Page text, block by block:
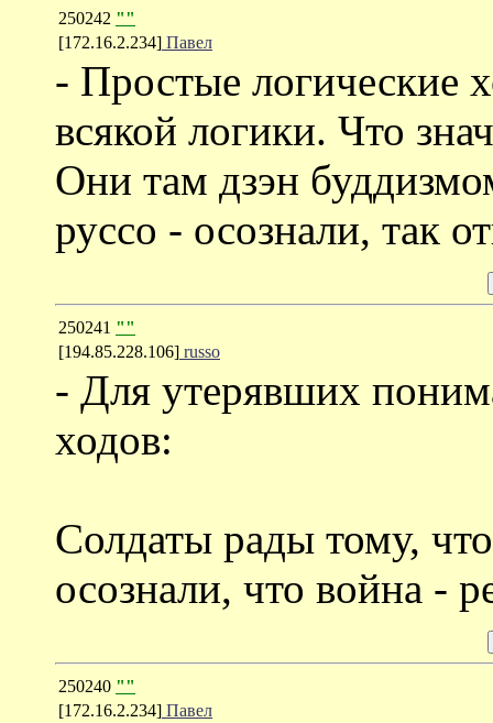
250242 ""
[172.16.2.234] Павел
- Простые логические
всякой логики. Что
Они там дзэн
руссо - осознали, так
250241 ""
[194.85.228.106] russo
- Для утерявших
ходов:
Солдаты рады тому,
осознали, что война -
250240 ""
[172.16.2.234] Павел